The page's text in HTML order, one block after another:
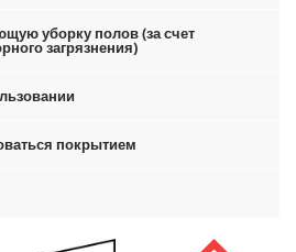
уборку полов (за счет
загрязнения)
покрытием